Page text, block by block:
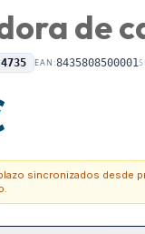
de
4735 EAN:8435808500001
sincronizados desde